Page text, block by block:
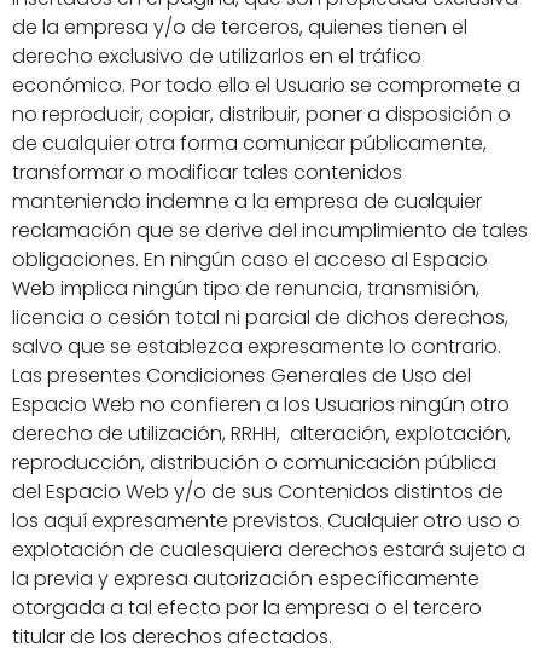
de la empresa y/o de terceros, quienes tienen el
derecho exclusivo de utilizarlos en el tráfico
económico. Por todo ello el Usuario se compromete a
no reproducir, copiar, distribuir, poner a disposición o
de cualquier otra forma comunicar públicamente,
transformar o modificar tales contenidos
manteniendo indemne a la empresa de cualquier
reclamación que se derive del incumplimiento de tales
obligaciones. En ningún caso el acceso al Espacio
Web implica ningún tipo de renuncia, transmisión,
licencia o cesión total ni parcial de dichos derechos,
salvo que se establezca expresamente lo contrario.
Las presentes Condiciones Generales de Uso del
Espacio Web no confieren a los Usuarios ningún otro
derecho de utilización, RRHH, alteración, explotación,
reproducción, distribución o comunicación pública
del Espacio Web y/o de sus Contenidos distintos de
los aquí expresamente previstos. Cualquier otro uso o
explotación de cualesquiera derechos estará sujeto a
la previa y expresa autorización específicamente
otorgada a tal efecto por la empresa o el tercero
titular de los derechos afectados.